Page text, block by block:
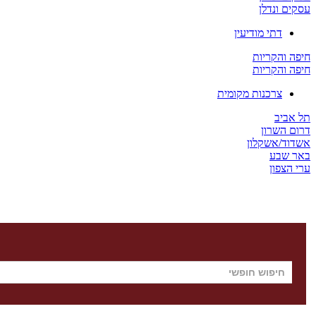
עסקים ונדלן
דתי מודיעין
חיפה והקריות
חיפה והקריות
צרכנות מקומית
תל אביב
דרום השרון
אשדוד/אשקלון
באר שבע
ערי הצפון